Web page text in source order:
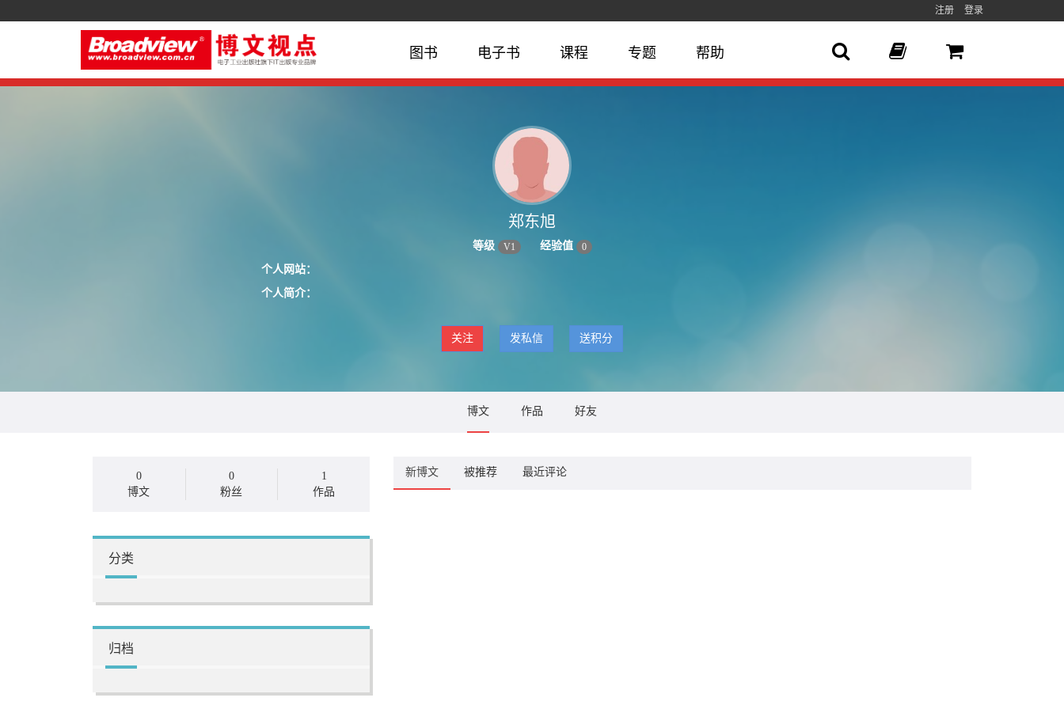
注册 登录
图书 电子书 课程 专题 帮助
郑东旭
等级 V1 经验值 0
个人网站：
个人简介：
关注 发私信 送积分
博文 作品 好友
0
博文
0
粉丝
1
作品
分类
归档
新博文 被推荐 最近评论